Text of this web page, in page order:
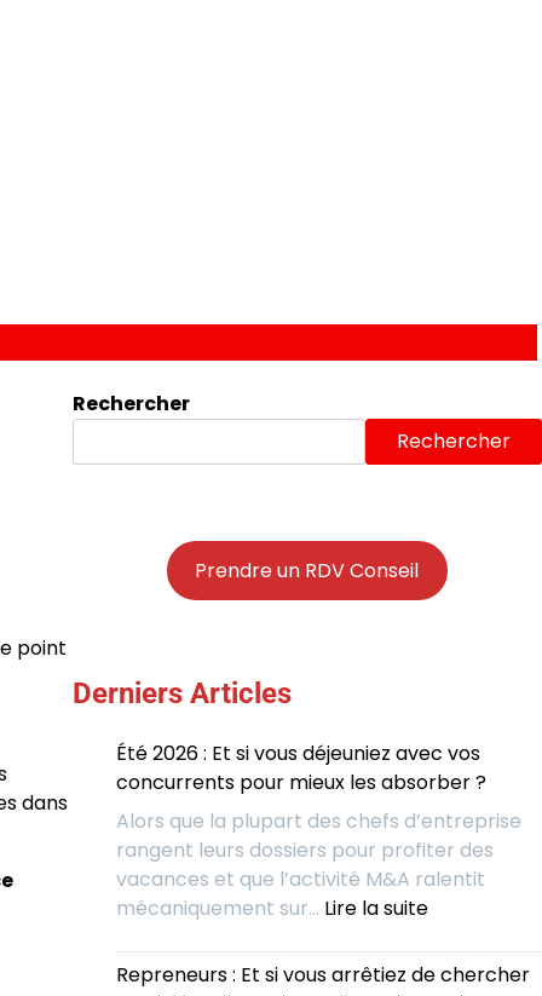
point
dans
Rechercher
Rechercher
Prendre un RDV Conseil
Derniers Articles
Été 2026 : Et si vous déjeuniez avec vos
concurrents pour mieux les absorber ?
Alors que la plupart des chefs d’entreprise
rangent leurs dossiers pour profiter des
vacances et que l’activité M&A ralentit
mécaniquement sur… Lire la suite:
2026
Repreneurs : Et si vous arrêtiez de chercher